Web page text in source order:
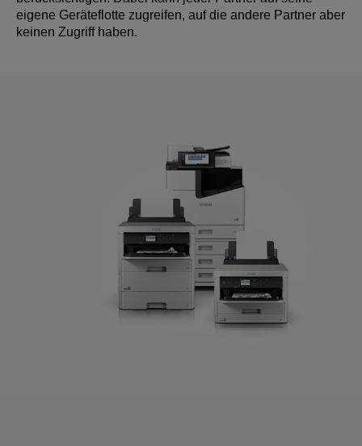
eigene Geräteflotte zugreifen, auf die andere Partner aber
keinen Zugriff haben.